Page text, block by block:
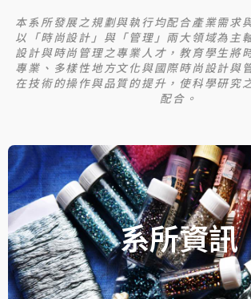
本系所發展之規劃與執行均配合產業需求
以「時尚設計」與「管理」兩大領域為主
設計與時尚管理之專業人才，教育學生將
專業、多樣性地方文化與國際時尚設計與
在技術的操作與品質的提升，使科學研究
配合。
系所資訊
Department
Information